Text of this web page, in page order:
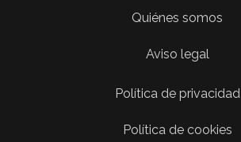
Quiénes somos
Aviso legal
Política de privacidad
Política de cookies